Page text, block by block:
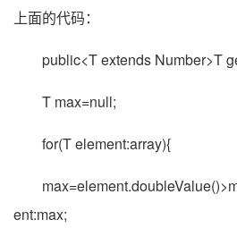
上面的代码：
public<T extends Number>T
T max=null;
for(T element:array){
ent:max;